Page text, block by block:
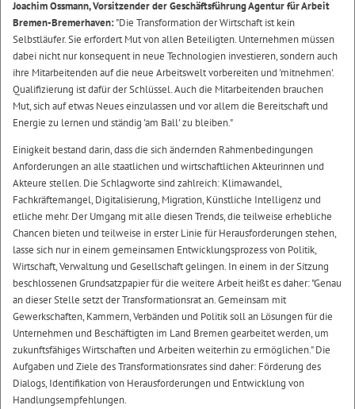
Joachim Ossmann, Vorsitzender der Geschäftsführung Agentur für Arbeit
Bremen-Bremerhaven:"Die Transformation der Wirtschaft ist kein
Selbstläufer. Sie erfordert Mut von allen Beteiligten. Unternehmen müssen
dabei nicht nur konsequent in neue Technologien investieren, sondern auch
ihre Mitarbeitenden auf die neue Arbeitswelt vorbereiten und 'mitnehmen'.
Qualifizierung ist dafür der Schlüssel. Auch die Mitarbeitenden brauchen
Mut, sich auf etwas Neues einzulassen und vor allem die Bereitschaft und
Energie zu lernen und ständig 'am Ball' zu bleiben."
Einigkeit bestand darin, dass die sich ändernden Rahmenbedingungen
Anforderungen an alle staatlichen und wirtschaftlichen Akteurinnen und
Akteure stellen. Die Schlagworte sind zahlreich: Klimawandel,
Fachkräftemangel, Digitalisierung, Migration, Künstliche Intelligenz und
etliche mehr. Der Umgang mit alle diesen Trends, die teilweise erhebliche
Chancen bieten und teilweise in erster Linie für Herausforderungen stehen,
lasse sich nur in einem gemeinsamen Entwicklungsprozess von Politik,
Wirtschaft, Verwaltung und Gesellschaft gelingen. In einem in der Sitzung
beschlossenen Grundsatzpapier für die weitere Arbeit heißt es daher: "Genau
an dieser Stelle setzt der Transformationsrat an. Gemeinsam mit
Gewerkschaften, Kammern, Verbänden und Politik soll an Lösungen für die
Unternehmen und Beschäftigten im Land Bremen gearbeitet werden, um
zukunftsfähiges Wirtschaften und Arbeiten weiterhin zu ermöglichen." Die
Aufgaben und Ziele des Transformationsrates sind daher: Förderung des
Dialogs, Identifikation von Herausforderungen und Entwicklung von
Handlungsempfehlungen.